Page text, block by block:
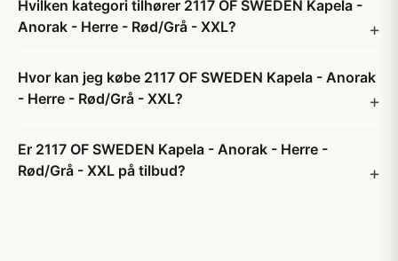
Hvilken kategori tilhører 2117 OF SWEDEN Kapela -
Anorak - Herre - Rød/Grå - XXL?
Hvor kan jeg købe 2117 OF SWEDEN Kapela - Anorak
- Herre - Rød/Grå - XXL?
Er 2117 OF SWEDEN Kapela - Anorak - Herre -
Rød/Grå - XXL på tilbud?